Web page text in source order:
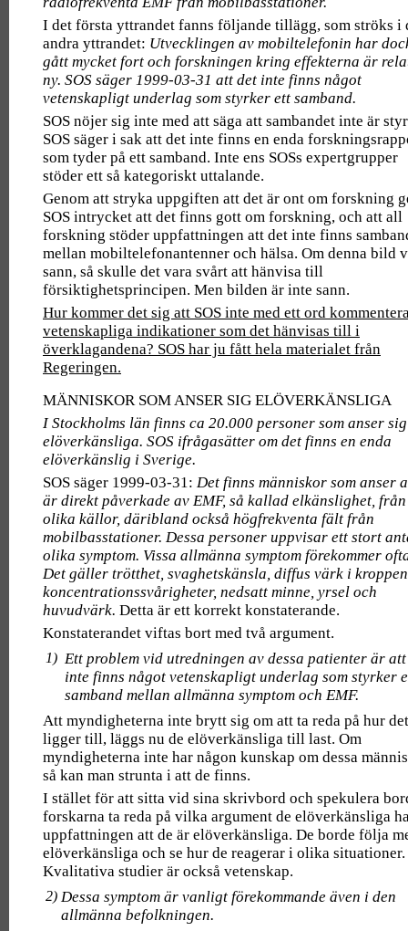
I det första yttrandet fanns följande tillägg, som ströks i
andra yttrandet: Utvecklingen av mobiltelefonin har
gått mycket fort och forskningen kring effekterna är
ny. SOS säger 1999-03-31 att det inte finns något
vetenskapligt underlag som styrker ett samband.
SOS nöjer sig inte med att säga att sambandet inte är
SOS säger i sak att det inte finns en enda
som tyder på ett samband. Inte ens SOSs expertgrupper
stöder ett så kategoriskt uttalande.
Genom att stryka uppgiften att det är ont om forskning
SOS intrycket att det finns gott om forskning, och att all
forskning stöder uppfattningen att det inte finns
mellan mobiltelefonantenner och hälsa. Om denna bild
sann, så skulle det vara svårt att hänvisa till
försiktighetsprincipen. Men bilden är inte sann.
Hur kommer det sig att SOS inte med ett ord
vetenskapliga indikationer som det hänvisas till i
överklagandena? SOS har ju fått hela materialet från
Regeringen.
MÄNNISKOR SOM ANSER SIG ELÖVERKÄNSLIGA
I Stockholms län finns ca 20.000 personer som anser sig
elöverkänsliga. SOS ifrågasätter om det finns en enda
elöverkänslig i Sverige.
SOS säger 1999-03-31: Det finns människor som anser
är direkt påverkade av EMF, så kallad elkänslighet, från
olika källor, däribland också högfrekventa fält från
mobilbasstationer. Dessa personer uppvisar ett stort
olika symptom. Vissa allmänna symptom förekommer
Det gäller trötthet, svaghetskänsla, diffus värk i
koncentrationssvårigheter, nedsatt minne, yrsel och
huvudvärk. Detta är ett korrekt konstaterande.
Konstaterandet viftas bort med två argument.
1) Ett problem vid utredningen av dessa patienter är
inte finns något vetenskapligt underlag som styrker
samband mellan allmänna symptom och EMF.
Att myndigheterna inte brytt sig om att ta reda på hur det
ligger till, läggs nu de elöverkänsliga till last. Om
myndigheterna inte har någon kunskap om dessa
så kan man strunta i att de finns.
I stället för att sitta vid sina skrivbord och spekulera
forskarna ta reda på vilka argument de elöverkänsliga
uppfattningen att de är elöverkänsliga. De borde följa
elöverkänsliga och se hur de reagerar i olika situationer.
Kvalitativa studier är också vetenskap.
2) Dessa symptom är vanligt förekommande även i den
allmänna befolkningen.